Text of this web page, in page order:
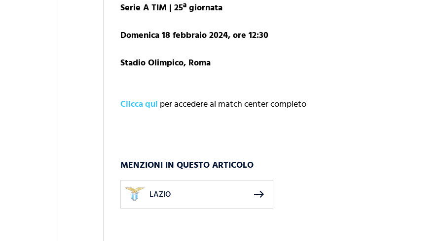
Serie A TIM | 25ª giornata
Domenica 18 febbraio 2024, ore 12:30
Stadio Olimpico, Roma
Clicca qui per accedere al match center completo
MENZIONI IN QUESTO ARTICOLO
LAZIO east